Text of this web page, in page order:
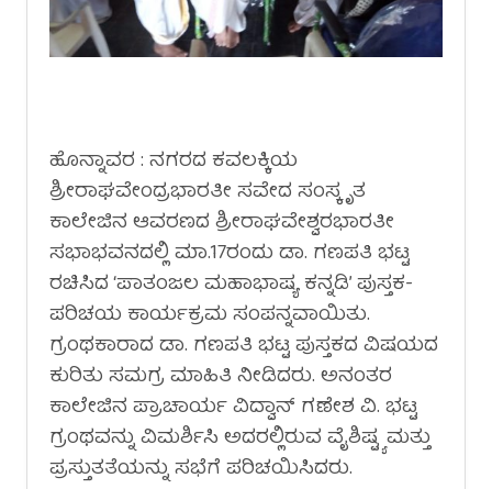
ಹೊನ್ನಾವರ : ನಗರದ ಕವಲಕ್ಕಿಯ
ಶ್ರೀರಾಘವೇಂದ್ರಭಾರತೀ ಸವೇದ ಸಂಸ್ಕೃತ
ಕಾಲೇಜಿನ ಆವರಣದ ಶ್ರೀರಾಘವೇಶ್ವರಭಾರತೀ
ಸಭಾಭವನದಲ್ಲಿ ಮಾ.17ರಂದು ಡಾ. ಗಣಪತಿ ಭಟ್ಟ
ರಚಿಸಿದ ‘ಪಾತಂಜಲ ಮಹಾಭಾಷ್ಯ ಕನ್ನಡಿ’ ಪುಸ್ತಕ-
ಪರಿಚಯ ಕಾರ್ಯಕ್ರಮ ಸಂಪನ್ನವಾಯಿತು.
ಗ್ರಂಥಕಾರಾದ ಡಾ. ಗಣಪತಿ ಭಟ್ಟ ಪುಸ್ತಕದ ವಿಷಯದ
ಕುರಿತು ಸಮಗ್ರ ಮಾಹಿತಿ ನೀಡಿದರು. ಅನಂತರ
ಕಾಲೇಜಿನ ಪ್ರಾಚಾರ್ಯ ವಿದ್ವಾನ್ ಗಣೇಶ ವಿ. ಭಟ್ಟ
ಗ್ರಂಥವನ್ನು ವಿಮರ್ಶಿಸಿ ಅದರಲ್ಲಿರುವ ವೈಶಿಷ್ಟ್ಯ ಮತ್ತು
ಪ್ರಸ್ತುತತೆಯನ್ನು ಸಭೆಗೆ ಪರಿಚಯಿಸಿದರು.